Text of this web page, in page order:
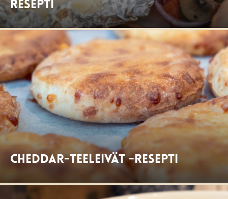
resepti
Cheddar-teeleivät -resepti